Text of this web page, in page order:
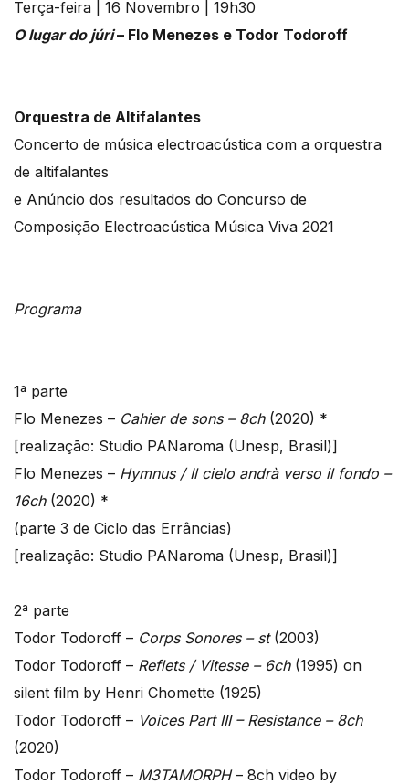
Terça-feira | 16 Novembro | 19h30
O lugar do júri– Flo Menezes e Todor Todoroff
Orquestra de Altifalantes
Concerto de música electroacústica com a orquestra
de altifalantes
e Anúncio dos resultados do Concurso de
Composição Electroacústica Música Viva 2021
Programa
1ª parte
Flo Menezes – Cahier de sons – 8ch(2020) *
[realização: Studio PANaroma (Unesp, Brasil)]
Flo Menezes – Hymnus / Il cielo andrà verso il fondo –
16ch(2020) *
(parte 3 de Ciclo das Errâncias)
[realização: Studio PANaroma (Unesp, Brasil)]
2ª parte
Todor Todoroff – Corps Sonores – st (2003)
Todor Todoroff – Reflets / Vitesse – 6ch(1995) on
silent film by Henri Chomette (1925)
Todor Todoroff – Voices Part III – Resistance – 8ch
(2020)
Todor Todoroff – M3TAMORPH– 8ch video by